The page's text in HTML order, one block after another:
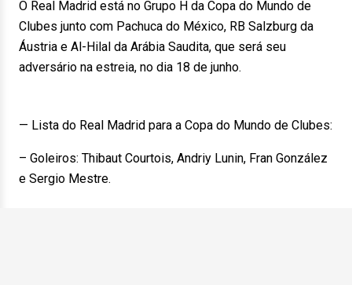
O Real Madrid está no Grupo H da Copa do Mundo de
Clubes junto com Pachuca do México, RB Salzburg da
Áustria e Al-Hilal da Arábia Saudita, que será seu
adversário na estreia, no dia 18 de junho.
— Lista do Real Madrid para a Copa do Mundo de Clubes:
– Goleiros: Thibaut Courtois, Andriy Lunin, Fran González
e Sergio Mestre.